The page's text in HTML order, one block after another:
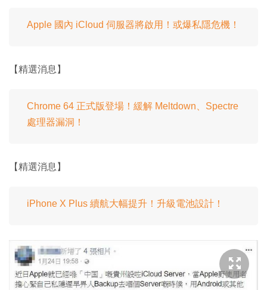
Apple 國內 iCloud 伺服器將啟用！或爆私隱危機！
【精選消息】
Chrome 64 正式版登場！緩解 Meltdown、Spectre
處理器漏洞！
【精選消息】
iPhone X Plus 續航大幅提升！升級電池設計！